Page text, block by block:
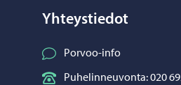
Yhteystiedot
Porvoo-info
Puhelinneuvonta: 020